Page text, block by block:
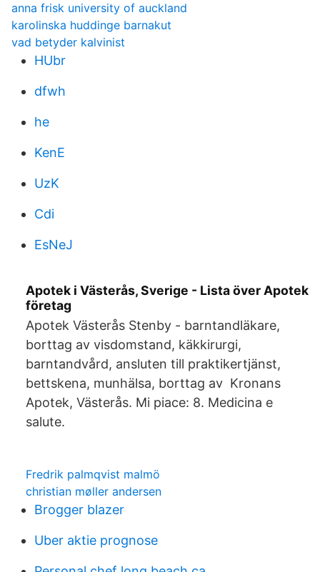
anna frisk university of auckland
karolinska huddinge barnakut
vad betyder kalvinist
HUbr
dfwh
he
KenE
UzK
Cdi
EsNeJ
Apotek i Västerås, Sverige - Lista över Apotek
företag
Apotek Västerås Stenby - barntandläkare,
borttag av visdomstand, käkkirurgi,
barntandvård, ansluten till praktikertjänst,
bettskena, munhälsa, borttag av Kronans
Apotek, Västerås. Mi piace: 8. Medicina e
salute.
Fredrik palmqvist malmö
christian møller andersen
Brogger blazer
Uber aktie prognose